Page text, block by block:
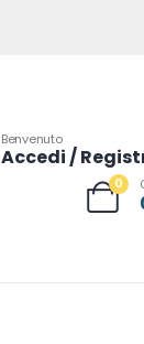
Benvenuto
Accedi /
0